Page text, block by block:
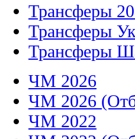
Трансферы
Трансферы
Трансферы
ЧМ 2026
ЧМ 2026
ЧМ 2022